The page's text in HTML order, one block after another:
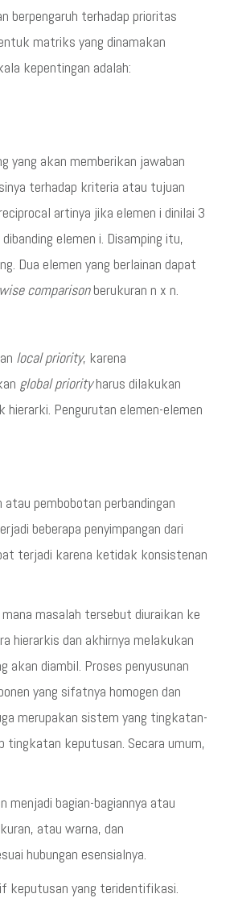
berpengaruh terhadap prioritas
matriks yang dinamakan
kepentingan adalah:
yang akan memberikan jawaban
terhadap kriteria atau tujuan
artinya jika elemen i dinilai 3
elemen i. Disamping itu,
Dua elemen yang berlainan dapat
comparisonberukuran n x n.
local priority, karena
global priorityharus dilakukan
Pengurutan elemen-elemen
pembobotan perbandingan
beberapa penyimpangan dari
terjadi karena ketidak konsistenan
masalah tersebut diuraikan ke
hierarkis dan akhirnya melakukan
diambil. Proses penyusunan
yang sifatnya homogen dan
merupakan sistem yang tingkatan-
tingkatan keputusan. Secara umum,
bagian-bagiannya atau
atau warna, dan
hubungan esensialnya.
keputusan yang teridentifikasi.